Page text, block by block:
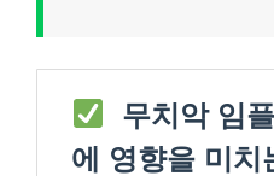
무치악 임
에 영향을 미치